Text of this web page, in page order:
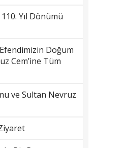
Yıl Dönümü
Doğum
Cem’ine Tüm
ve Sultan Nevruz